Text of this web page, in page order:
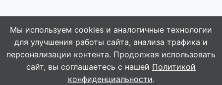
© 2026 АбАлдеть!
Мы используем cookies и аналогичные технологии
для улучшения работы сайта, анализа трафика и
персонализации контента. Продолжая использовать
сайт, вы соглашаетесь с нашей Политикой
конфиденциальности.